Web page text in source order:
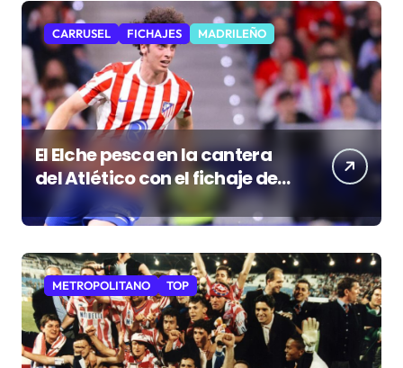
CARRUSEL FICHAJES MADRILEÑO
El Elche pesca en la cantera
del Atlético con el fichaje de
Morcillo
METROPOLITANO TOP